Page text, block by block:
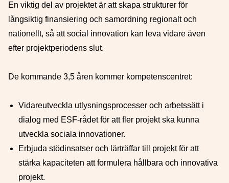
En viktig del av projektet är att skapa strukturer för
långsiktig finansiering och samordning regionalt och
nationellt, så att social innovation kan leva vidare även
efter projektperiodens slut.
De kommande 3,5 åren kommer kompetenscentret:
Vidareutveckla utlysningsprocesser och arbetssätt i
dialog med ESF-rådet för att fler projekt ska kunna
utveckla sociala innovationer.
Erbjuda stödinsatser och lärträffar till projekt för att
stärka kapaciteten att formulera hållbara och innovativa
projekt.